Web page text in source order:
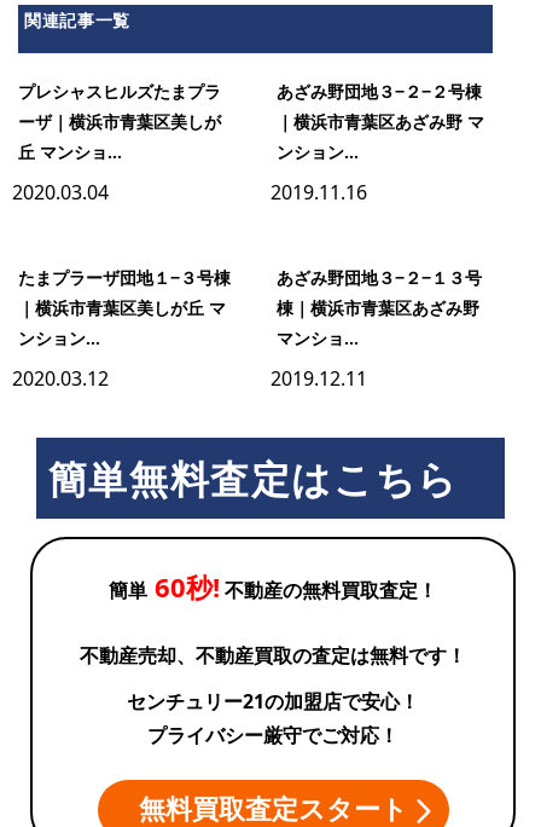
南
パ
ク
ホ
ー
ズ
関連記事一覧
プレシャスヒルズたまプラ
ーザ｜横浜市青葉区美しが
丘 マンショ...
2020.03.04
あざみ野団地３−２−２号棟
｜横浜市青葉区あざみ野 マ
ンション...
2019.11.16
たまプラーザ団地１−３号棟
｜横浜市青葉区美しが丘 マ
ンション...
2020.03.12
あざみ野団地３−２−１３号
棟｜横浜市青葉区あざみ野
マンショ...
2019.12.11
簡単無料査定はこちら
簡単 60秒! 不動産の無料買取査定！
不動産売却、不動産買取の査定は無料です！
センチュリー21の加盟店で安心！
プライバシー厳守でご対応！
無料買取査定スタート